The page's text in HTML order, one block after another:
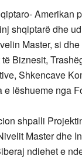
shqiptarë dhe
Master, si
Biznesit,
Shkencave
e lëshueme nga
shpalli
Master dhe
ndiehet e